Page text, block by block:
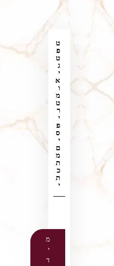
ט
פ
ט
ג
י
א
ו
מ
ט
ר
י
פ
ס
י
ם
מ
ת
כ
ת
י
מ
י
ד